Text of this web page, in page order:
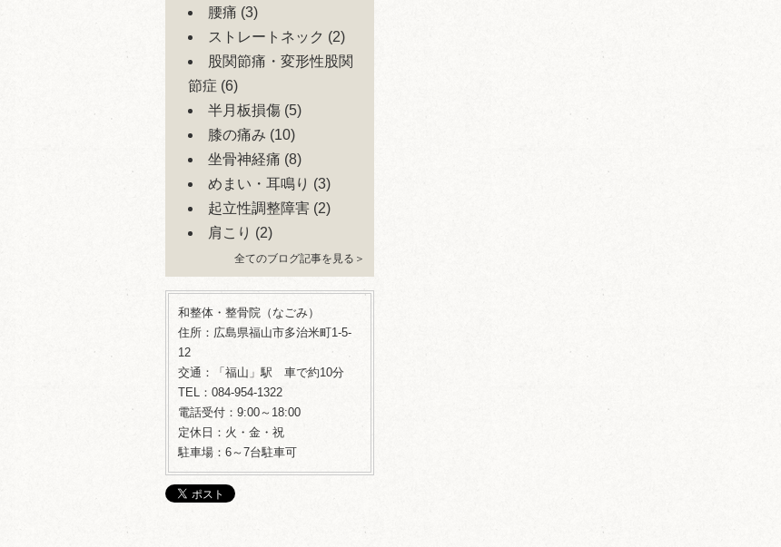
腰痛 (3)
ストレートネック (2)
股関節痛・変形性股関
節症 (6)
半月板損傷 (5)
膝の痛み (10)
坐骨神経痛 (8)
めまい・耳鳴り (3)
起立性調整障害 (2)
肩こり (2)
全てのブログ記事を見る＞
和整体・整骨院（なごみ）
住所：広島県福山市多治米町1-5-
12
交通：「福山」駅 車で約10分
TEL：084-954-1322
電話受付：9:00～18:00
定休日：火・金・祝
駐車場：6～7台駐車可